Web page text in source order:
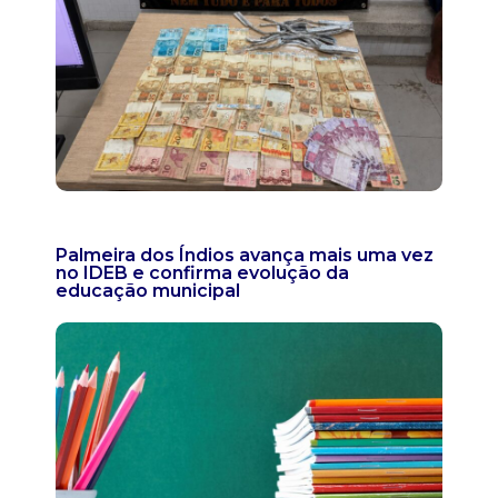
Palmeira dos Índios avança mais uma vez
no IDEB e confirma evolução da
educação municipal